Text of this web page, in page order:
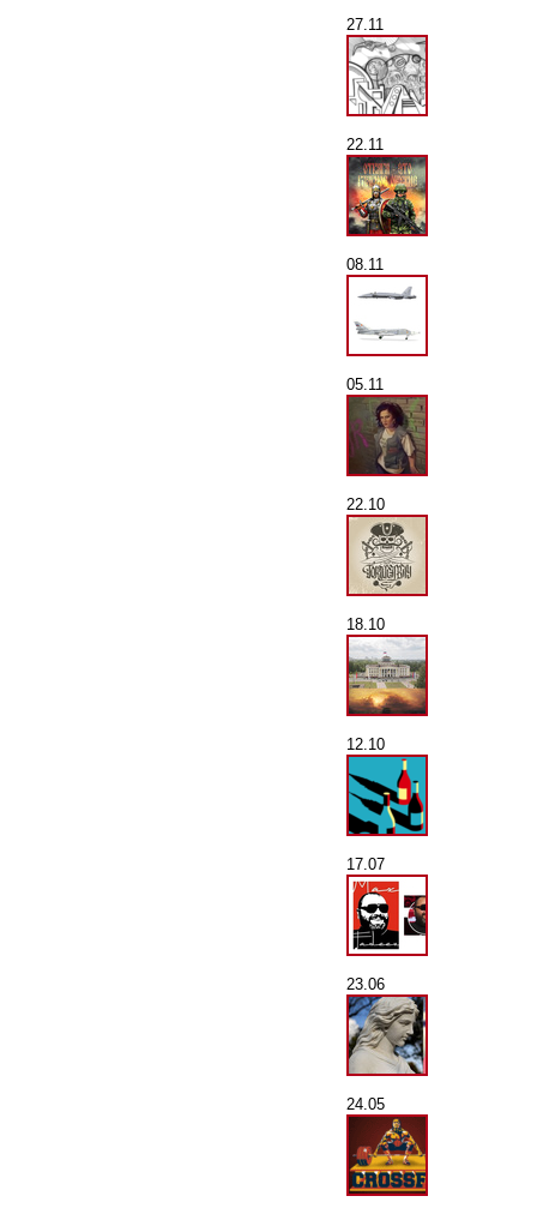
27.11
22.11
08.11
05.11
22.10
18.10
12.10
17.07
23.06
24.05